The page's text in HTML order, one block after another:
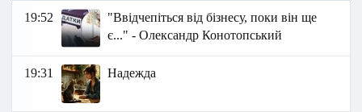
19:52
"Ввідчепіться від бізнесу, поки він ще
є..." - Олександр Конотопський
19:31 Надежда